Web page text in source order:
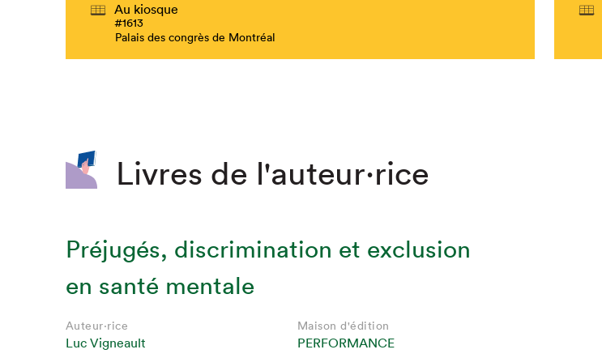
Au kiosque
#1613
Palais des congrès de Montréal
Livres de l'auteur·rice
Préjugés, discrimination et exclusion
en santé mentale
Auteur·rice
Luc Vigneault
Maison d'édition
PERFORMANCE